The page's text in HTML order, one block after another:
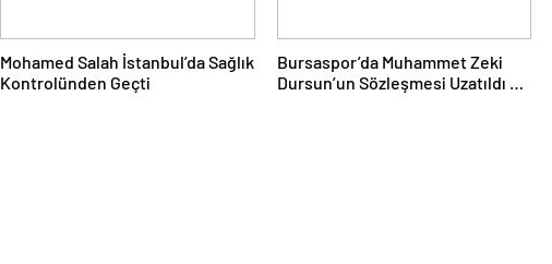
Mohamed Salah İstanbul’da Sağlık
Kontrolünden Geçti
Bursaspor’da Muhammet Zeki
Dursun’un Sözleşmesi Uzatıldı ve